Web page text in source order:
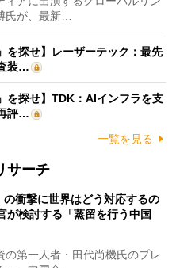
氏が、最新…
を探せ】レーザーテック：最先
装…
を探せ】TDK：AIインフラを支
評…
一覧を見る
サーチ
衝撃に世界はどう対応するの
検討する「蒸留を行う中国
第一人者・田代尚機氏のプレ